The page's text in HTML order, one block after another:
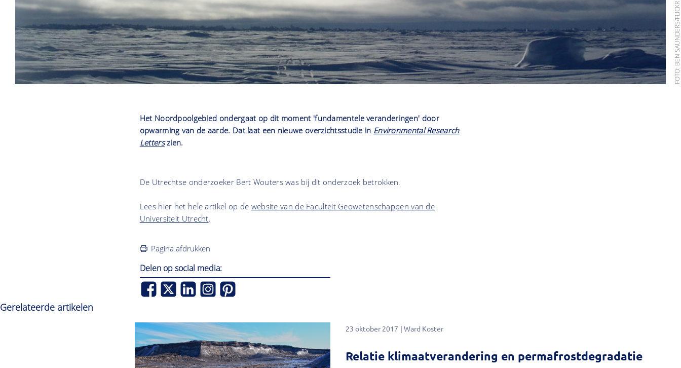
FOTO: BEN SAUNDERS/FLICKR
Het Noordpoolgebied ondergaat op dit moment 'fundamentele veranderingen' door
opwarming van de aarde. Dat laat een nieuwe overzichtsstudie in Environmental Research
Letters zien.
De Utrechtse onderzoeker Bert Wouters was bij dit onderzoek betrokken.
Lees hier het hele artikel op de website van de Faculteit Geowetenschappen van de
Universiteit Utrecht.
Pagina afdrukken
Delen op social media:
Gerelateerde artikelen
23 oktober 2017 Ward Koster
Relatie klimaatverandering en permafrostdegradatie